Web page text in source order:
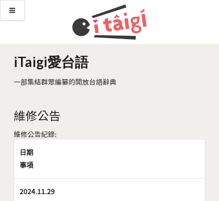
iTaigi愛台語
一部集結群眾編纂的開放台語辭典
維修公告
維修公告紀錄:
日期
事項
2024.11.29